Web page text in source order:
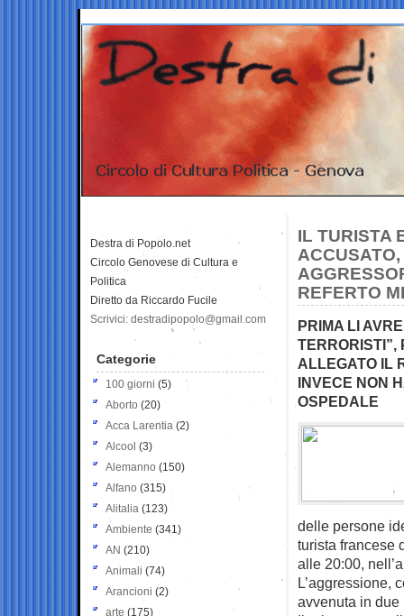
IL TURISTA
REFERTO
PRIMA LI
TERRORISTI”,
ALLEGATO IL
INVECE NON
OSPEDALE
delle persone
turista francese
alle 20:00,
L’aggressione,
avvenuta in due
Destra di Popolo.net
Circolo Genovese di Cultura e
Politica
Diretto da Riccardo Fucile
Scrivici: destradipopolo@gmail.com
Categorie
100 giorni (5)
Aborto (20)
Acca Larentia (2)
Alcool (3)
Alemanno (150)
Alfano (315)
Alitalia (123)
Ambiente (341)
AN (210)
Animali (74)
Arancioni (2)
arte (175)